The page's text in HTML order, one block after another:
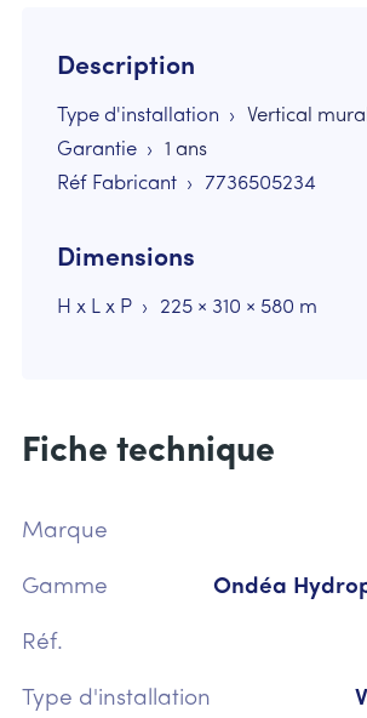
Description
Type d'installation
Vertical
Garantie
1 ans
Réf Fabricant
7736505234
Dimensions
H x L x P 225 × 310 × 580 m
Fiche technique
Marque
Gamme Ondéa
Réf.
Type d'installation